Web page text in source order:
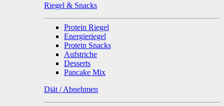
Riegel & Snacks
Protein Riegel
Energieriegel
Protein Snacks
Aufstriche
Desserts
Pancake Mix
Diät / Abnehmen